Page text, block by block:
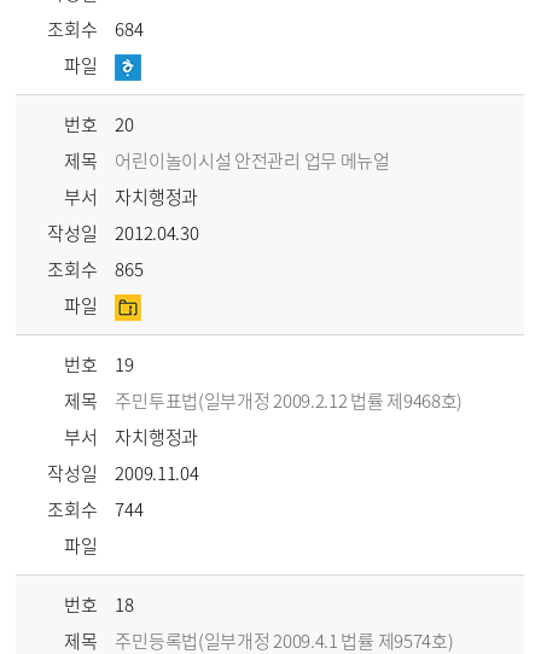
조회수
684
파일
번호
20
제목
어린이놀이시설 안전관리 업무 메뉴얼
부서
자치행정과
작성일
2012.04.30
조회수
865
파일
번호
19
제목
주민투표법(일부개정 2009.2.12 법률 제9468호)
부서
자치행정과
작성일
2009.11.04
조회수
744
파일
번호
18
제목
주민등록법(일부개정 2009.4.1 법률 제9574호)